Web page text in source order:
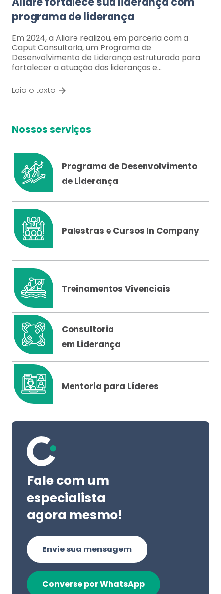
programa de liderança
Em 2024, a Aliare realizou, em parceria com a
Caput Consultoria, um Programa de
Desenvolvimento de Liderança estruturado para
fortalecer a atuação das lideranças e…
Leia o texto
Nossos serviços
Programa de Desenvolvimento
de Liderança
Palestras e Cursos In Company
Treinamentos Vivenciais
Consultoria
em Liderança
Mentoria para Líderes
Fale com um
especialista
agora mesmo!
Envie sua mensagem
Converse por WhatsApp